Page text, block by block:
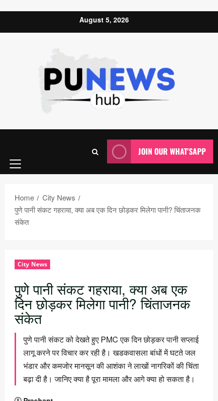
August 5, 2026
JOIN OUR WHAT'SAPP
Home
City News
पुणे पानी संकट गहराया, क्या अब एक दिन छोड़कर मिलेगा पानी? चिंताजनक
संकेत
City News
पुणे पानी संकट गहराया, क्या अब एक
दिन छोड़कर मिलेगा पानी? चिंताजनक
संकेत
पुणे पानी संकट को देखते हुए PMC एक दिन छोड़कर पानी सप्लाई
लागू करने पर विचार कर रही है। खडकवासला बांधों में घटते जल
भंडार और कमजोर मानसून की आशंका ने लाखों नागरिकों की चिंता
बढ़ा दी है। जानिए क्या है पूरा मामला और आगे क्या हो सकता है।